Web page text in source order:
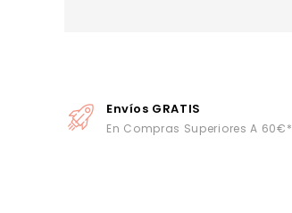
Envíos GRATIS
En Compras Superiores A 60€*